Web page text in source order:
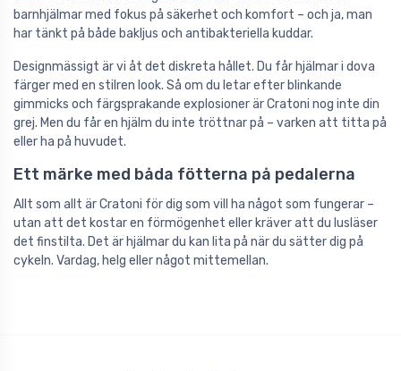
barnhjälmar med fokus på säkerhet och komfort – och ja, man
har tänkt på både bakljus och antibakteriella kuddar.
Designmässigt är vi åt det diskreta hållet. Du får hjälmar i dova
färger med en stilren look. Så om du letar efter blinkande
gimmicks och färgsprakande explosioner är Cratoni nog inte din
grej. Men du får en hjälm du inte tröttnar på – varken att titta på
eller ha på huvudet.
Ett märke med båda fötterna på pedalerna
Allt som allt är Cratoni för dig som vill ha något som fungerar –
utan att det kostar en förmögenhet eller kräver att du lusläser
det finstilta. Det är hjälmar du kan lita på när du sätter dig på
cykeln. Vardag, helg eller något mittemellan.